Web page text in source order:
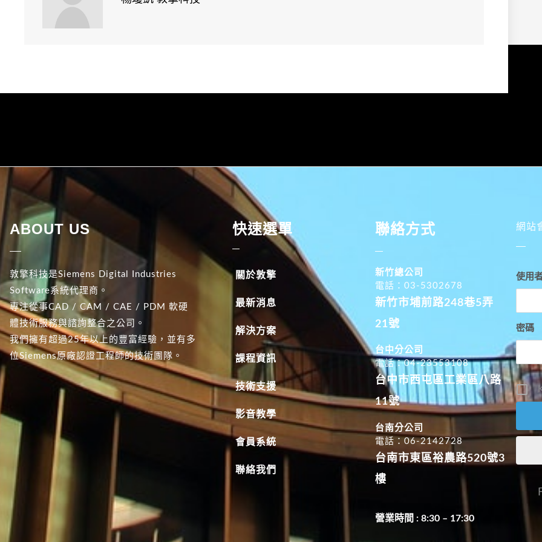
ABOUT US
敦擎科技是Siemens Digital Industries
Software系統代理商。
專注從事CAD / CAM / CAE / PDM 軟硬
體技術服務與諮詢整合之公司。
我們擁有超過25年以上的豐富經驗，並有多
位Siemens原廠認證工程師的技術團隊。
快速選單
關於敦擎
最新消息
解決方案
課程資訊
技術支援
影音教學
會員系統
聯絡我們
聯絡方式
新竹總公司
電話：03-5302678
新竹市埔前路248巷5弄
21號
台中分公司
電話：04-23553108
台中市西屯區工業區八路
11號
台南分公司
電話：06-2142728
台南市東區裕農路520號3
樓
營業時間 : 8:30 – 17:30
網站
使用
密碼